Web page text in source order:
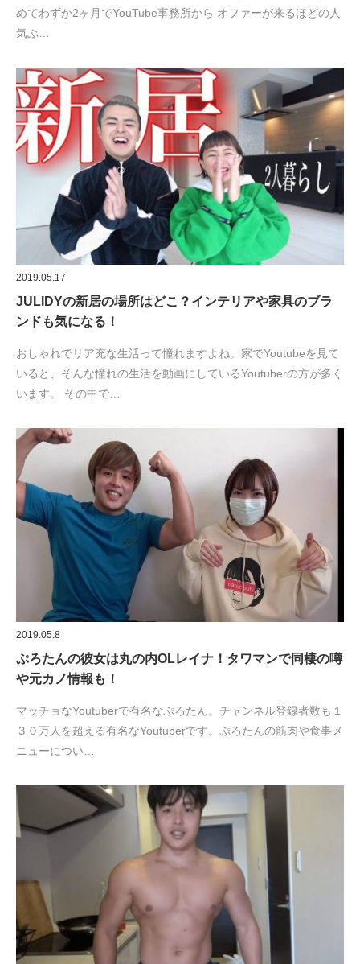
めてわずか2ヶ月でYouTube事務所から オファーが来るほどの人
気ぶ…
2019.05.17
JULIDYの新居の場所はどこ？インテリアや家具のブラ
ンドも気になる！
おしゃれでリア充な生活って憧れますよね。家でYoutubeを見て
いると、そんな憧れの生活を動画にしているYoutuberの方が多く
います。 その中で…
2019.05.8
ぷろたんの彼女は丸の内OLレイナ！タワマンで同棲の噂
や元カノ情報も！
マッチョなYoutuberで有名なぷろたん。チャンネル登録者数も１
３０万人を超える有名なYoutuberです。ぷろたんの筋肉や食事メ
ニューについ…